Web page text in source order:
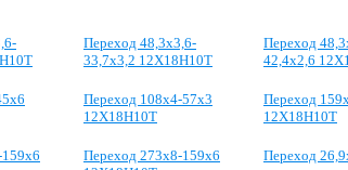
Переход 48,3x3,6-
33,7x3,2 12Х18Н10Т
Переход
42,4x2,6
Переход 108x4-57x3
12Х18Н10Т
Переход
12Х18Н10Т
Переход 273х8-159х6
Переход